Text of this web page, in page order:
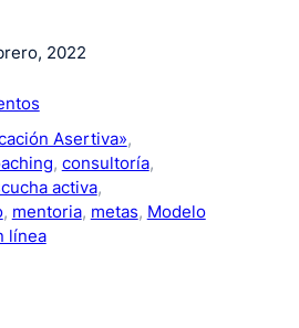
2022
Asertiva»
, consultoría
activa
, mentoria, metas, Modelo
línea